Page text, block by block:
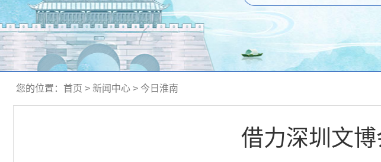
您的位置： 首页 > 新闻中心 > 今日淮南
借力深圳文博